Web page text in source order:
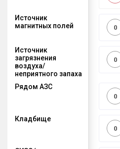
Источник
магнитных полей
0
Источник
загрязнения
воздуха/
неприятного запаха
0
Рядом АЗС
0
Кладбище
0